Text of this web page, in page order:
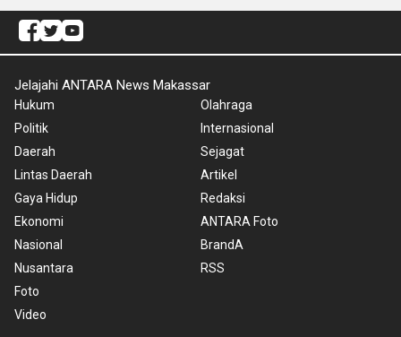
Jelajahi ANTARA News Makassar
Hukum
Politik
Daerah
Lintas Daerah
Gaya Hidup
Ekonomi
Nasional
Nusantara
Foto
Video
Olahraga
Internasional
Sejagat
Artikel
Redaksi
ANTARA Foto
BrandA
RSS